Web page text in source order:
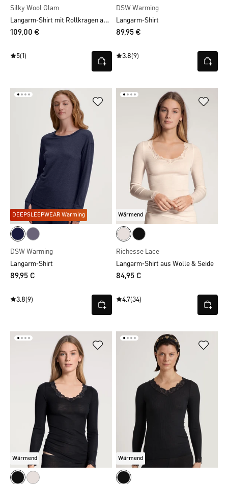
Silky Wool Glam
Langarm-Shirt mit Rollkragen aus Wolle-Seide
109,00 €
5(1)
DSW Warming
Langarm-Shirt
89,95 €
3.8(9)
DEEPSLEEPWEAR Warming
DSW Warming
Langarm-Shirt
89,95 €
3.8(9)
Wärmend
Richesse Lace
Langarm-Shirt aus Wolle & Seide
84,95 €
4.7(34)
Wärmend Wärmend